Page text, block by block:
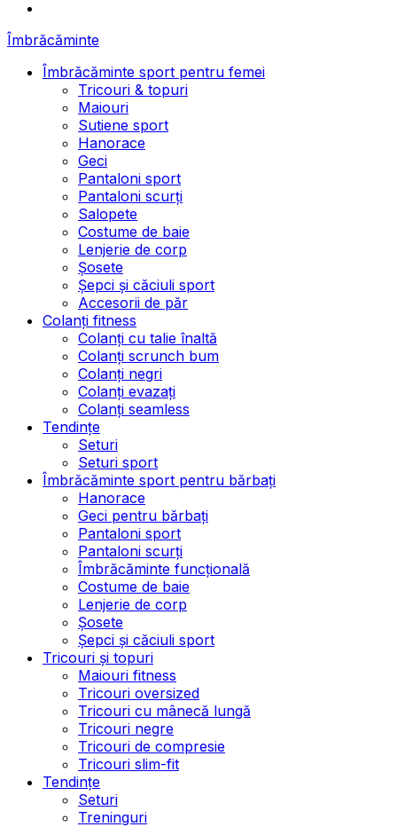
Îmbrăcăminte
Îmbrăcăminte sport pentru femei
Tricouri & topuri
Maiouri
Sutiene sport
Hanorace
Geci
Pantaloni sport
Pantaloni scurți
Salopete
Costume de baie
Lenjerie de corp
Șosete
Șepci și căciuli sport
Accesorii de păr
Colanți fitness
Colanți cu talie înaltă
Colanți scrunch bum
Colanți negri
Colanți evazați
Colanți seamless
Tendințe
Seturi
Seturi sport
Îmbrăcăminte sport pentru bărbați
Hanorace
Geci pentru bărbați
Pantaloni sport
Pantaloni scurți
Îmbrăcăminte funcțională
Costume de baie
Lenjerie de corp
Șosete
Șepci și căciuli sport
Tricouri și topuri
Maiouri fitness
Tricouri oversized
Tricouri cu mânecă lungă
Tricouri negre
Tricouri de compresie
Tricouri slim-fit
Tendințe
Seturi
Treninguri